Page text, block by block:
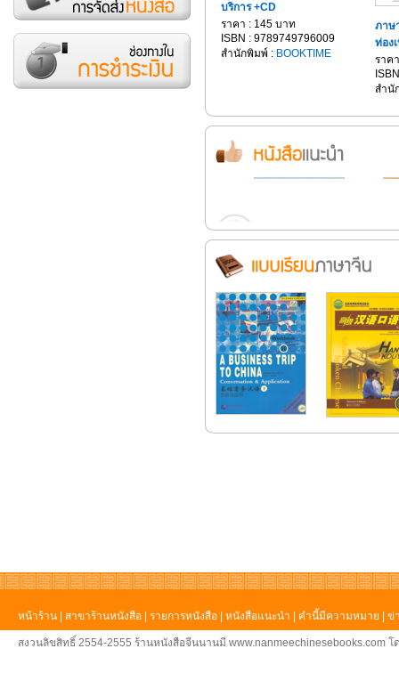
บริการ +CD
ราคา : 145 บาท
ISBN : 9789749796009
สำนักพิมพ์ : BOOKTIME
ภาษ
ท่อง
ราค
สำนั
หน้าร้าน สาขาร้านหนังสือ รายการหนังสือ หนังสือแนะนำ คำนี้มีความหมาย ข่
สงวนลิขสิทธิ์ 2554-2555 ร้านหนังสือจีนนานมี www.nanmeechinesebooks.com